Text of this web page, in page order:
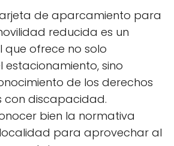
de aparcamiento para
reducida es un
que ofrece no solo
estacionamiento, sino
de los derechos
con discapacidad.
bien la normativa
para aprovechar al